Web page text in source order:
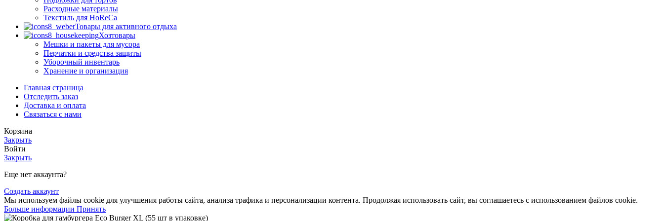
Расходные материалы
Текстиль для HoReCa
Товары для активного отдыха
Хозтовары
Мешки и пакеты для мусора
Перчатки и средства защиты
Уборочный инвентарь
Хранение и организация
Главная страница
Отследить заказ
Доставка и оплата
Связаться с нами
Корзина
Закрыть
Войти
Закрыть
Еще нет аккаунта?
Создать аккаунт
Мы используем файлы cookie для улучшения работы сайта, анализа трафика и персонализации контента. Продолжая использовать сайт, вы соглашаетесь с использованием файлов cookie.
Больше информации Принять